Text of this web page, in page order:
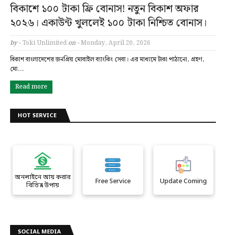
বিকাশে ১০০ টাকা ফ্রি বোনাস! নতুন বিকাশ অফার
২০২৬। একাউন্ট খুললেই ১০০ টাকা নিশ্চিত বোনাস।
by - Toki Unlimited on -Monday, April 20, 2026
বিকাশ বাংলাদেশের জনপ্রিয় মোবাইল ব্যাংকিং সেবা। এর মাধ্যমে টাকা পাঠানো, গ্রহণ,
মো…
Read more
HOT SERVICE
অনলাইনে আয় করার
বিভিন্ন উপায়
Free Service Update Coming
SOCIAL MEDIA